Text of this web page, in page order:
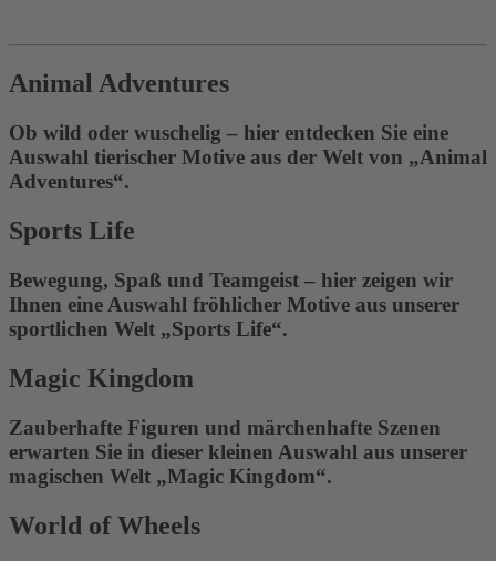
Animal Adventures
Ob wild oder wuschelig – hier entdecken Sie eine
Auswahl tierischer Motive aus der Welt von „Animal
Adventures“.
Sports Life
Bewegung, Spaß und Teamgeist – hier zeigen wir
Ihnen eine Auswahl fröhlicher Motive aus unserer
sportlichen Welt „Sports Life“.
Magic Kingdom
Zauberhafte Figuren und märchenhafte Szenen
erwarten Sie in dieser kleinen Auswahl aus unserer
magischen Welt „Magic Kingdom“.
World of Wheels